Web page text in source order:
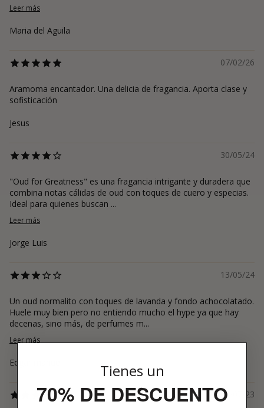
Leer más
Maria del Aguila
07/02/26
Aramoma encantador. Una delicia de fragancia. Aporta clase y
sofisticación
Jesus
30/05/24
"Oud for Greatness" es una fragancia intrigante y duradera que
combina notas cálidas de oud con toques de cuero y especias.
Ideal para quienes buscan ...
Leer más
Jorge Luis
13/05/24
Un oud normalito con toques de lavanda y fondo achocolatado.
Huele muy bien pero no entiendo mucho el hype ya que hay
decenas, sino más, de perfumes m...
Leer más
Edgar manuel
17/07/23
Tienes un
70% DE DESCUENTO